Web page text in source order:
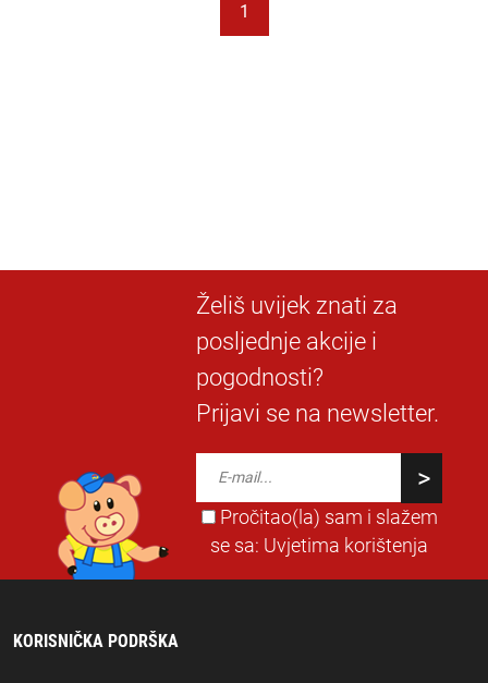
1
Želiš uvijek znati za
posljednje akcije i
pogodnosti?
Prijavi se na newsletter.
Pročitao(la) sam i slažem
se sa: Uvjetima korištenja
KORISNIČKA PODRŠKA